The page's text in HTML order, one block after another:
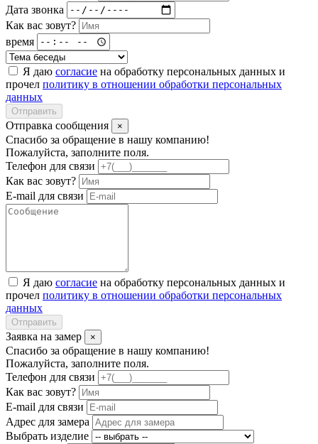
Дата звонка
Как вас зовут?
время
Я даю согласие на обработку персональных данных и
прочел политику в отношении обработки персональных
данных
Отправить
Отправка сообщения ×
Спасибо за обращение в нашу компанию!
Пожалуйста, заполните поля.
Телефон для связи
Как вас зовут?
E-mail для связи
Я даю согласие на обработку персональных данных и
прочел политику в отношении обработки персональных
данных
Отправить
Заявка на замер ×
Спасибо за обращение в нашу компанию!
Пожалуйста, заполните поля.
Телефон для связи
Как вас зовут?
E-mail для связи
Адрес для замера
Выбрать изделие